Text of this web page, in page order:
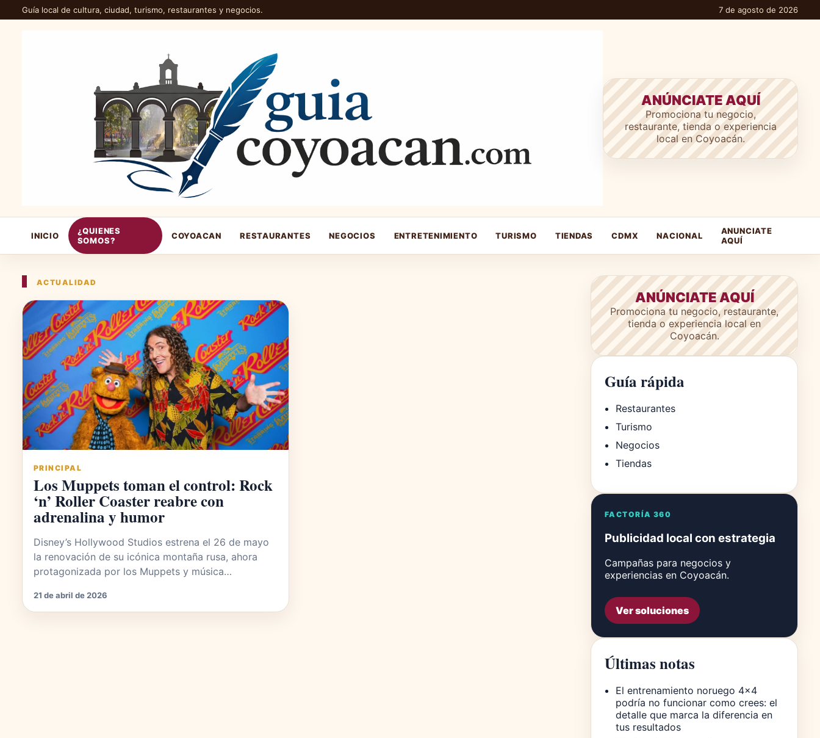
Guía local de cultura, ciudad, turismo, restaurantes y negocios. 7 de agosto de 2026
ANÚNCIATE AQUÍ
Promociona tu negocio,
restaurante, tienda o experiencia
local en Coyoacán.
INICIO
¿QUIENES
SOMOS?
COYOACAN RESTAURANTES NEGOCIOS ENTRETENIMIENTO TURISMO TIENDAS CDMX NACIONAL
ANUNCIATE
AQUÍ
ACTUALIDAD
PRINCIPAL
Los Muppets toman el control: Rock
‘n’ Roller Coaster reabre con
adrenalina y humor
Disney’s Hollywood Studios estrena el 26 de mayo
la renovación de su icónica montaña rusa, ahora
protagonizada por los Muppets y música…
21 de abril de 2026
ANÚNCIATE AQUÍ
Promociona tu negocio, restaurante,
tienda o experiencia local en
Coyoacán.
Guía rápida
Restaurantes
Turismo
Negocios
Tiendas
FACTORÍA 360
Publicidad local con estrategia
Campañas para negocios y
experiencias en Coyoacán.
Ver soluciones
Últimas notas
El entrenamiento noruego 4×4
podría no funcionar como crees: el
detalle que marca la diferencia en
tus resultados